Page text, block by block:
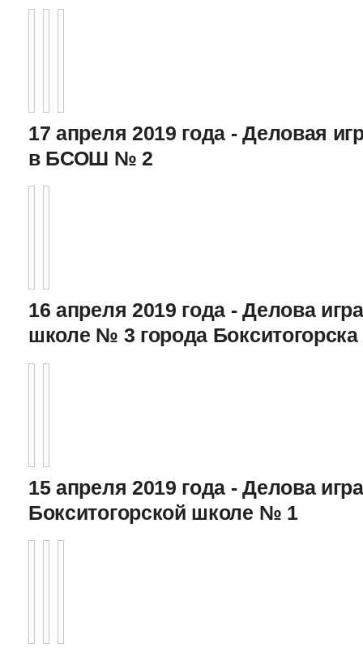
17 апреля 2019 года - Деловая
в БСОШ № 2
16 апреля 2019 года - Делова
школе № 3 города Бокситогорска
15 апреля 2019 года - Делова
Бокситогорской школе № 1